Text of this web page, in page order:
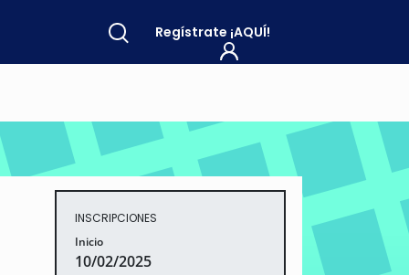
Regístrate ¡AQUÍ!
INSCRIPCIONES
Inicio
10/02/2025